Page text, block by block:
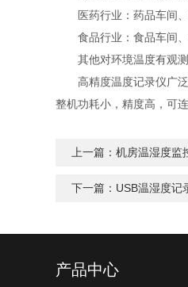
医药行业：药品车间、
食品行业：食品车间、
其他对环境温度有观测
高精度温度记录仪广泛
整机功耗小，精度高，可
上一篇： 机房温湿度监
下一篇： USB温湿度记
产品中心